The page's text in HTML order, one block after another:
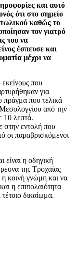
και αυτό
ότι στο σημείο
καθώς το
τον γιατρό
του να
έσπευσε και
μέχρι να
που
για
πράγμα που τελικά
από την
10 λεπτά.
στην εντολή που
οι παραβρισκόμενοι
είναι η οδηγική
της Τροχαίας
η κοινή γνώμη και να
η επιπολαιότητα
δικαίωμα.